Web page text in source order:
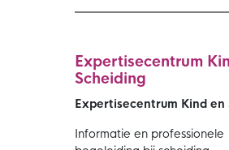
Expertisecentrum
Scheiding
Expertisecentrum Kind en
Informatie en professionele